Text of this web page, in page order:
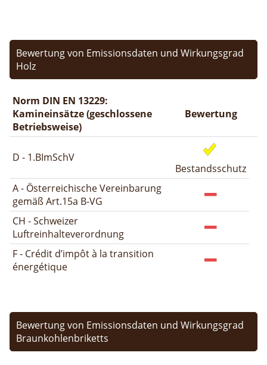
Bewertung von Emissionsdaten und Wirkungsgrad
Holz
Norm DIN EN 13229:
Kamineinsätze (geschlossene
Betriebsweise)
Bewertung
D - 1.BImSchV
Bestandsschutz
A - Österreichische Vereinbarung
gemäß Art.15a B-VG
CH - Schweizer
Luftreinhalteverordnung
F - Crédit d’impôt à la transition
énergétique
Bewertung von Emissionsdaten und Wirkungsgrad
Braunkohlenbriketts